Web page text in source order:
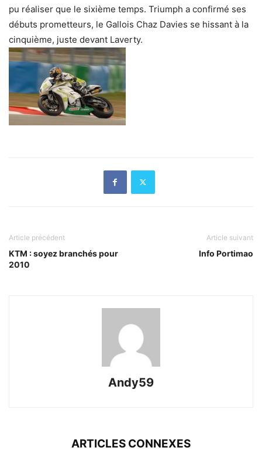
pu réaliser que le sixième temps. Triumph a confirmé ses
débuts prometteurs, le Gallois Chaz Davies se hissant à la
cinquième, juste devant Laverty.
Article précédent
KTM : soyez branchés pour
2010
Article suivant
Info Portimao
Andy59
ARTICLES CONNEXES